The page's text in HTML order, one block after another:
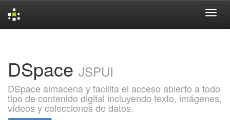
DSpace JSPUI
DSpace almacena y facilita el acceso abierto a todo
tipo de contenido digital incluyendo texto, imágenes,
vídeos y colecciones de datos.